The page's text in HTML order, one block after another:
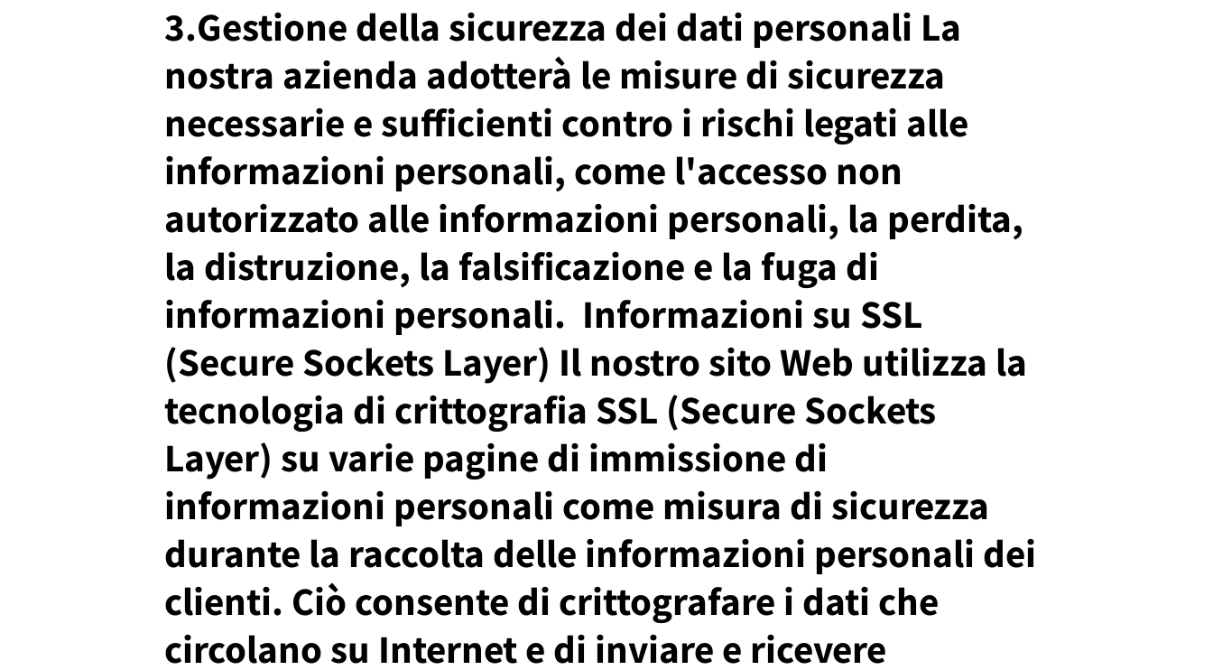
3.Gestione della sicurezza dei dati personali La
nostra azienda adotterà le misure di sicurezza
necessarie e sufficienti contro i rischi legati alle
informazioni personali, come l'accesso non
autorizzato alle informazioni personali, la perdita,
la distruzione, la falsificazione e la fuga di
informazioni personali. ​ Informazioni su SSL
(Secure Sockets Layer) Il nostro sito Web utilizza la
tecnologia di crittografia SSL (Secure Sockets
Layer) su varie pagine di immissione di
informazioni personali come misura di sicurezza
durante la raccolta delle informazioni personali dei
clienti. Ciò consente di crittografare i dati che
circolano su Internet e di inviare e ricevere